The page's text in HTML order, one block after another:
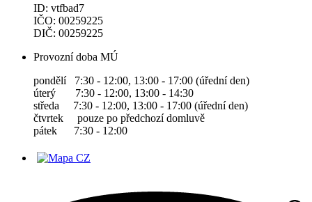
ID: vtfbad7
IČO: 00259225
DIČ: 00259225
Provozní doba MÚ
pondělí 7:30 - 12:00, 13:00 - 17:00 (úřední den)
úterý 7:30 - 12:00, 13:00 - 14:30
středa 7:30 - 12:00, 13:00 - 17:00 (úřední den)
čtvrtek pouze po předchozí domluvě
pátek 7:30 - 12:00